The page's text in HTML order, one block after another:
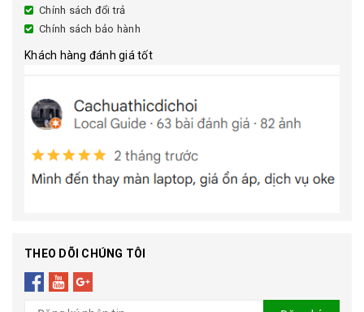
Chính sách đổi trả
Chính sách bảo hành
Khách hàng đánh giá tốt
THEO DÕI CHÚNG TÔI